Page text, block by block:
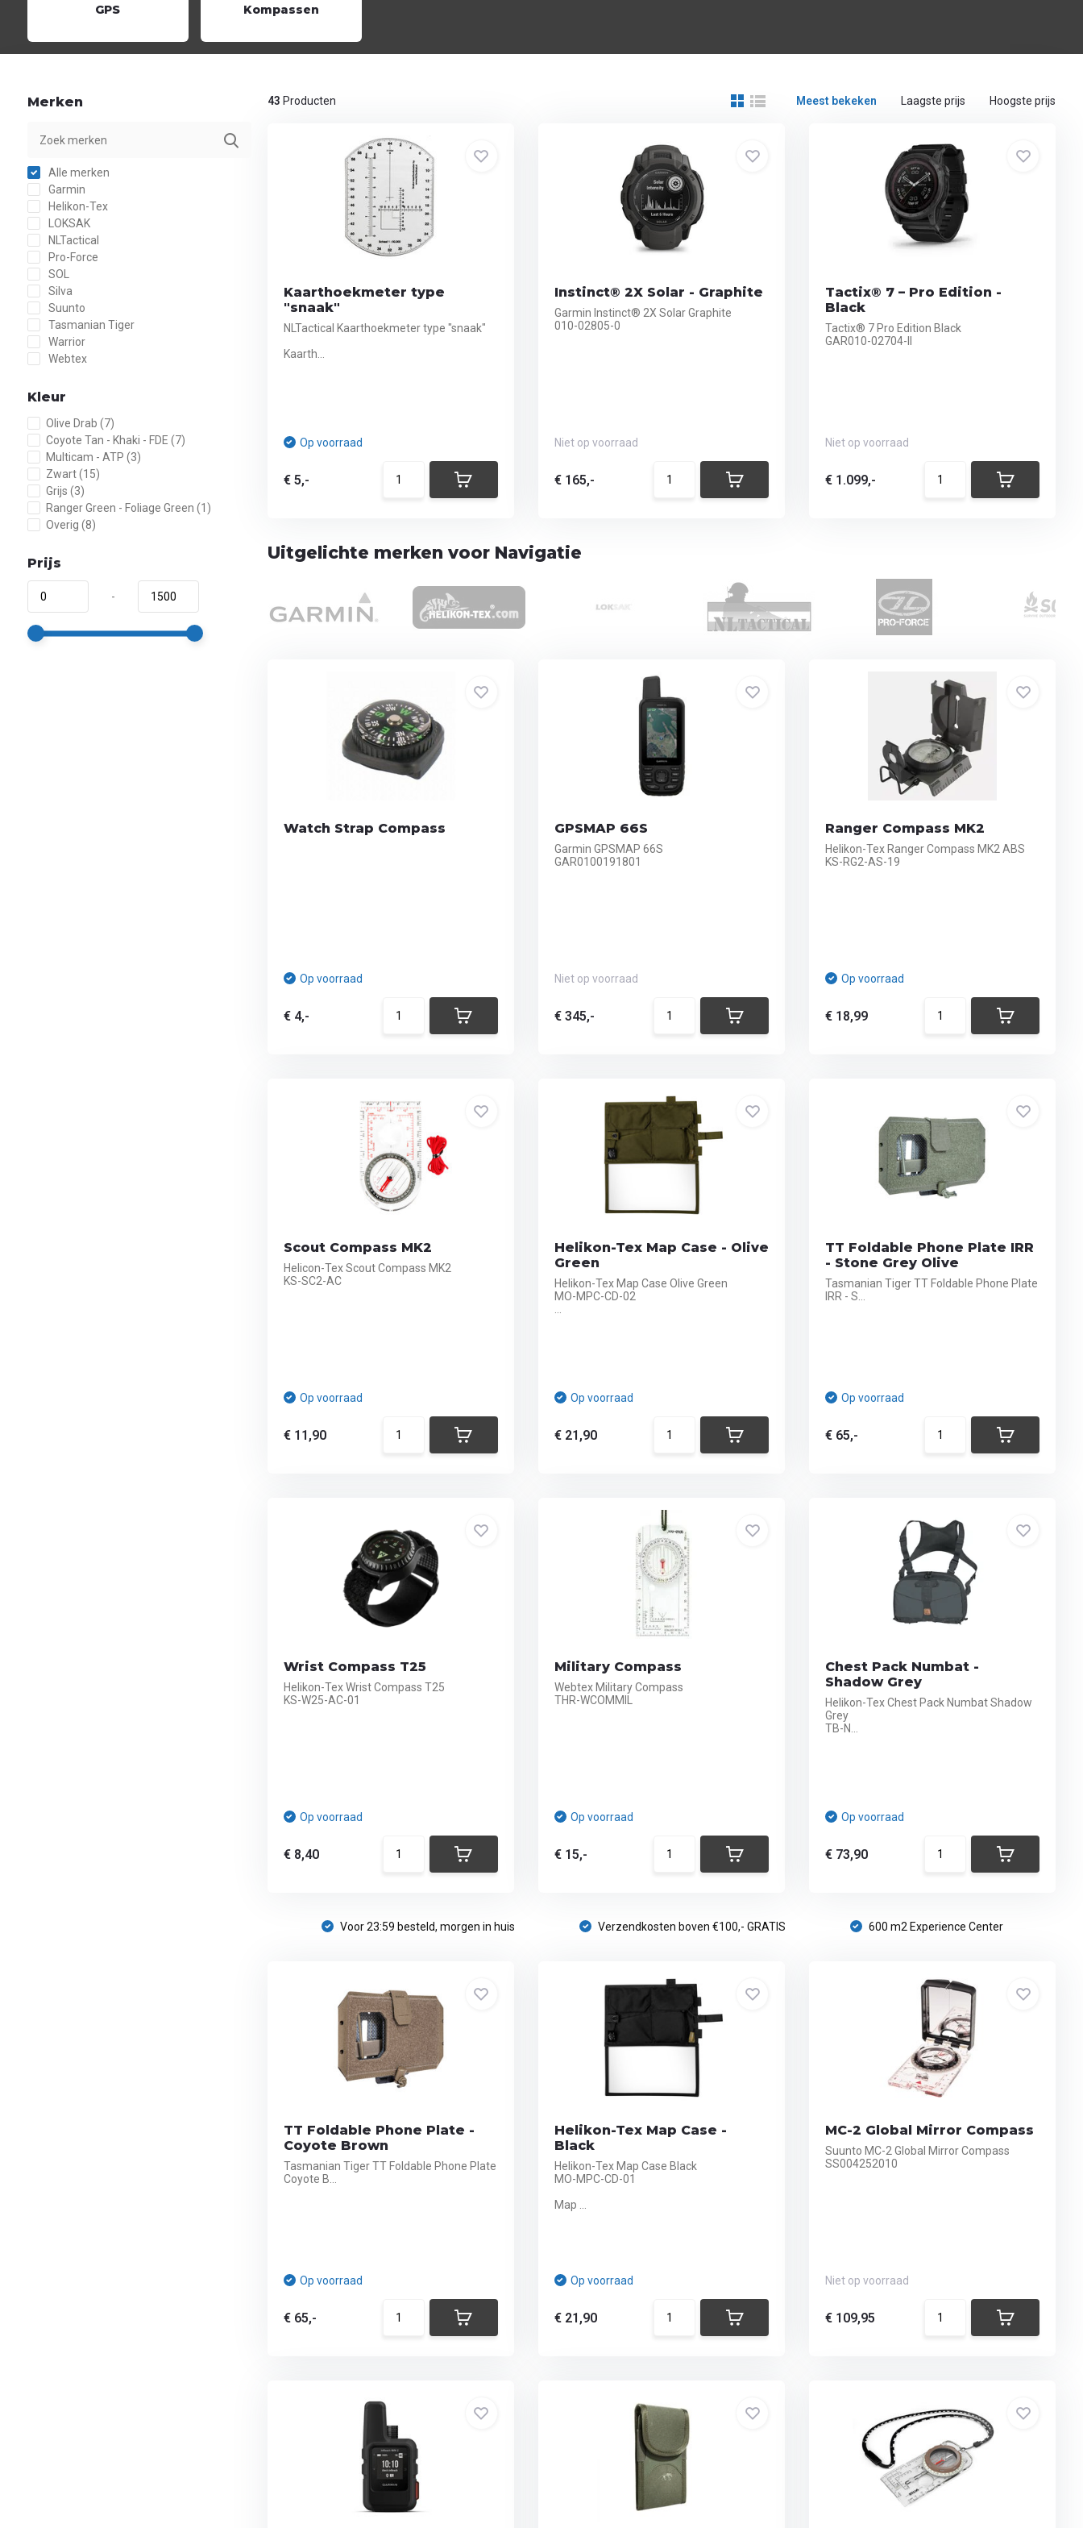
GPS Kompassen
Merken
Alle merken
Garmin
Helikon-Tex
LOKSAK
NLTactical
Pro-Force
SOL
Silva
Suunto
Tasmanian Tiger
Warrior
Webtex
Kleur
Olive Drab (7)
Coyote Tan - Khaki - FDE (7)
Multicam - ATP (3)
Zwart(15)
Grijs (3)
Ranger Green - Foliage Green (1)
Overig (8)
Prijs
-
43 Producten Meest bekeken Laagste prijs Hoogste prijs
Kaarthoekmeter type
"snaak"
NLTactical Kaarthoekmeter type "snaak"
Kaarth...
Op voorraad
€ 5,-
Instinct® 2X Solar - Graphite
Garmin Instinct® 2X Solar Graphite
010-02805-0
Niet op voorraad
€ 165,-
Tactix® 7 – Pro Edition -
Black
Tactix® 7 Pro Edition Black
GAR010-02704-II
Niet op voorraad
€ 1.099,-
Uitgelichte merken voor Navigatie
Watch Strap Compass
Op voorraad
€ 4,-
GPSMAP 66S
Garmin GPSMAP 66S
GAR0100191801
Niet op voorraad
€ 345,-
Ranger Compass MK2
Helikon-Tex Ranger Compass MK2 ABS
KS-RG2-AS-19
Op voorraad
€ 18,99
Scout Compass MK2
Helicon-Tex Scout Compass MK2
KS-SC2-AC
Op voorraad
€ 11,90
Helikon-Tex Map Case - Olive
Green
Helikon-Tex Map Case Olive Green
MO-MPC-CD-02
Op voorraad
€ 21,90
TT Foldable Phone Plate IRR
- Stone Grey Olive
Tasmanian Tiger TT Foldable Phone Plate
IRR - S...
Op voorraad
€ 65,-
Wrist Compass T25
Helikon-Tex Wrist Compass T25
KS-W25-AC-01
Op voorraad
€ 8,40
Military Compass
Webtex Military Compass
THR-WCOMMIL
Op voorraad
€ 15,-
Chest Pack Numbat -
Shadow Grey
Helikon-Tex Chest Pack Numbat Shadow
Grey
TB-N...
Op voorraad
€ 73,90
Voor 23:59 besteld, morgen in huis Verzendkosten boven €100,- GRATIS 600 m2 Experience Center
TT Foldable Phone Plate -
Coyote Brown
Tasmanian Tiger TT Foldable Phone Plate
Coyote B...
Op voorraad
€ 65,-
Helikon-Tex Map Case -
Black
Helikon-Tex Map Case Black
MO-MPC-CD-01
Map ...
Op voorraad
€ 21,90
MC-2 Global Mirror Compass
Suunto MC-2 Global Mirror Compass
SS004252010
Niet op voorraad
€ 109,95